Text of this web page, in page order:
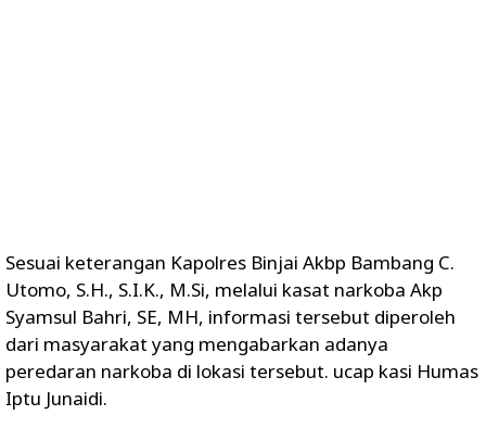
Sesuai keterangan Kapolres Binjai Akbp Bambang C.
Utomo, S.H., S.I.K., M.Si, melalui kasat narkoba Akp
Syamsul Bahri, SE, MH, informasi tersebut diperoleh
dari masyarakat yang mengabarkan adanya
peredaran narkoba di lokasi tersebut. ucap kasi Humas
Iptu Junaidi.